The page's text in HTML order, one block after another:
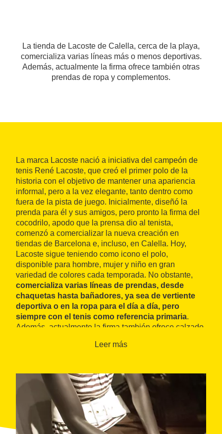
La tienda de Lacoste de Calella, cerca de la playa,
comercializa varias líneas más o menos deportivas.
Además, actualmente la firma ofrece también otras
prendas de ropa y complementos.
La marca Lacoste nació a iniciativa del campeón de
tenis René Lacoste, que creó el primer polo de la
historia con el objetivo de mantener una apariencia
informal, pero a la vez elegante, tanto dentro como
fuera de la pista de juego. Inicialmente, diseñó la
prenda para él y sus amigos, pero pronto la firma del
cocodrilo, apodo que la prensa dio al tenista,
comenzó a comercializar la nueva creación en
tiendas de Barcelona e, incluso, en Calella. Hoy,
Lacoste sigue teniendo como icono el polo,
disponible para hombre, mujer y niño en gran
variedad de colores cada temporada. No obstante,
comercializa varias líneas de prendas, desde
chaquetas hasta bañadores, ya sea de vertiente
deportiva o en la ropa para el día a día, pero
siempre con el tenis como referencia primaria.
Además, actualmente la firma también ofrece calzado,
y ropa para el hogar. Todo, disponible en su tienda de
Leer más